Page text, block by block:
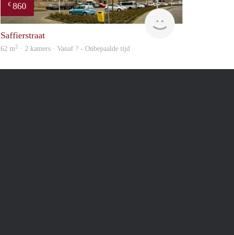
€ 860
Saffierstraat
62 m2 · 2 kamers · Vanaf ? - Onbepaalde tijd